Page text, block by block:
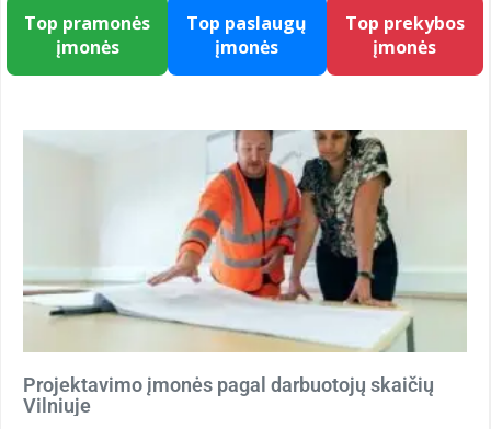
Top pramonės
įmonės
Top paslaugų
įmonės
Top prekybos
įmonės
Projektavimo įmonės pagal darbuotojų skaičių
Vilniuje